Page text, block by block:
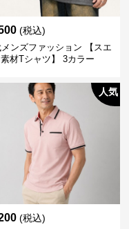
(税込)
ンズファッション 【スエ
材Tシャツ】 3カラー
人気
(税込)